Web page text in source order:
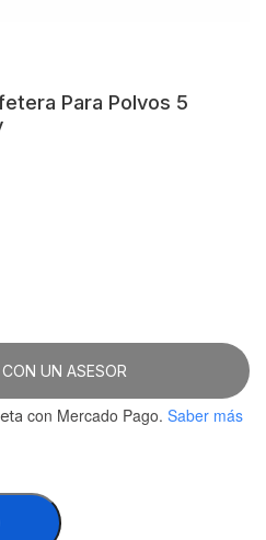
Para Polvos 5
UN ASESOR
con Mercado Pago. Saber más